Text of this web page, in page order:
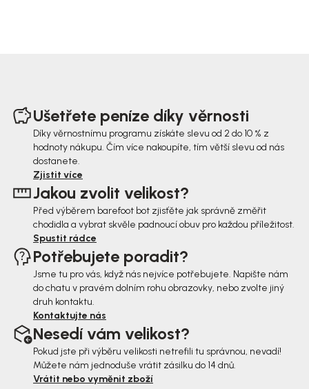
Ušetřete peníze díky věrnosti
Díky věrnostnímu programu získáte slevu od 2 do 10 % z
hodnoty nákupu. Čím více nakoupíte, tím větší slevu od nás
dostanete.
Zjistit více
Jakou zvolit velikost?
Před výběrem barefoot bot zjisťěte jak správně změřit
chodidla a vybrat skvěle padnoucí obuv pro každou příležitost.
Spustit rádce
Potřebujete poradit?
Jsme tu pro vás, když nás nejvíce potřebujete. Napište nám
do chatu v pravém dolním rohu obrazovky, nebo zvolte jiný
druh kontaktu.
Kontaktujte nás
Nesedí vám velikost?
Pokud jste při výběru velikosti netrefili tu správnou, nevadí!
Můžete nám jednoduše vrátit zásilku do 14 dnů.
Vrátit nebo vyměnit zboží